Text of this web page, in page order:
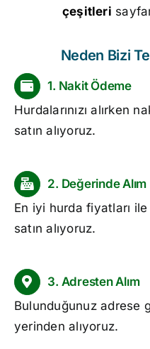
çeşitleri
Neden Bizi
1. Nakit Ödeme
Hurdalarınızı alırken
satın alıyoruz.
2. Değerinde Alım
En iyi hurda fiyatları ile
satın alıyoruz.
3. Adresten Alım
Bulunduğunuz adrese
yerinden alıyoruz.